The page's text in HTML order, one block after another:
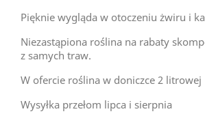
Pięknie wygląda w otoczeniu żwiru i
Niezastąpiona roślina na rabaty
z samych traw.
W ofercie roślina w doniczce 2 litrowej
Wysyłka przełom lipca i sierpnia